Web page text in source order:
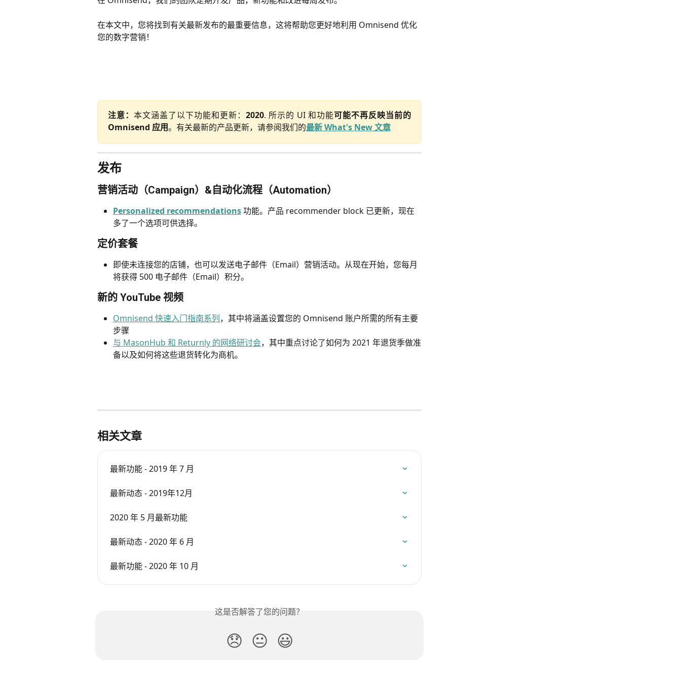
在本文中，您将找到有关最新发布的最重要信息，这将帮助您更好地利用 Omnisend 优化
您的数字营销！
注意： 本文涵盖了以下功能和更新： 2020. 所示的 UI 和功能可能不再反映当前的
Omnisend 应用。有关最新的产品更新，请参阅我们的最新 What's New 文章
发布
营销活动（Campaign）&自动化流程（Automation）
Personalized recommendations 功能。产品 recommender block 已更新，现在
多了一个选项可供选择。
定价套餐
即使未连接您的店铺，也可以发送电子邮件（Email）营销活动。从现在开始，您每月
将获得 500 电子邮件（Email）积分。
新的 YouTube 视频
Omnisend 快速入门指南系列，其中将涵盖设置您的 Omnisend 账户所需的所有主要
步骤
与 MasonHub 和 Returnly 的网络研讨会，其中重点讨论了如何为 2021 年退货季做准
备以及如何将这些退货转化为商机。
相关文章
最新功能 - 2019 年 7 月
最新动态 - 2019年12月
2020 年 5 月最新功能
最新动态 - 2020 年 6 月
最新功能 - 2020 年 10 月
这是否解答了您的问题？
😞 😐 😃